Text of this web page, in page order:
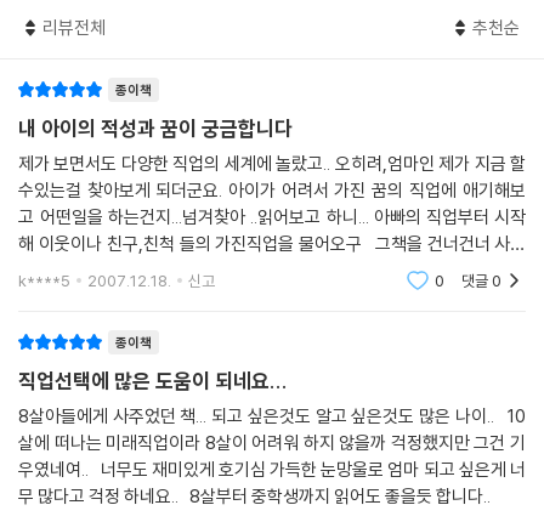
웨딩랜드 - 웨딩플래너
널스란드 - 간호사
잘살자스라 - 사회복지사
신따라니아 - 성직자
랄라고쳐주니아 - 음악치료사
살려주리이카 - 국제구호활동가
스튜어디아 - 스튜어디스
커피향조아 - 바리스타
머리카란드 - 헤어디자이너
가보고싶다리아 - 여행가이드
카운슬리아 - 심리상담사
티처리아 - 교사
다음 비행기를 타기 전에 잠시 쉬어가요!
100개의 직업, 100명의 직업인의 이야기를 담은 현장감 넘치는 책
롯해, 초등학생들이 관심있어 하는 직업, 새롭게 떠오르는 신종 직업 등 총
100가지의 직업들을 담았습니다. 영화감독 임권택, 건축가 승효상, 패션
모델 변정수, 배우 유인촌, 쇼호스트 유난희, 국악인 황병기, 아나운서 이
정민 등 각 직업을 대표하는 인물 100인의 현장감 넘치고 생생한 직업 이
야기는 어린이들이 자신의 꿈과 목표를 설정하고 구체화하는데 좋은 역할
모델이 될 것입니다.
생활 속에서 당장 실천할 수 있는 것에는 어떤 것이 있는지, 집중적으로 준
비해야 할 교과목까지 친절하고도 자세하게 다루었습니다. 그 뿐 아니라
직업을 미리 체험할 수 있는 각종 기관과 장소를 수록해 직접 경험하고 부
딪혀 보는 다양한 경험을 통해 자신의 흥미와 적성에 정말 어울리는 것이
무엇인지 스스로 찾아갈 수 있도록 했습니다.
리뷰전체 추천순
종이책
내 아이의 적성과 꿈이 궁금합니다
제가 보면서도 다양한 직업의 세계에 놀랐고.. 오히려,엄마인 제가 지금 할
수있는걸 찾아보게 되더군요. 아이가 어려서 가진 꿈의 직업에 애기해보
고 어떤일을 하는건지...넘겨찾아 ..읽어보고 하니... 아빠의 직업부터 시작
해 이웃이나 친구,친척 들의 가진직업을 물어오구 그책을 건너건너 사전
찾듯 찾아 읽어봅니다.
k****5 2007.12.18. 신고 0 댓글0
종이책
직업선택에 많은 도움이 되네요...
8살아들에게 사주었던 책... 되고 싶은것도 알고 싶은것도 많은 나이.. 10
살에 떠나는 미래직업이라 8살이 어려워 하지 않을까 걱정했지만 그건 기
우였네여.. 너무도 재미있게 호기심 가득한 눈망울로 엄마 되고 싶은게 너
무 많다고 걱정 하네요.. 8살부터 중학생까지 읽어도 좋을듯 합니다..